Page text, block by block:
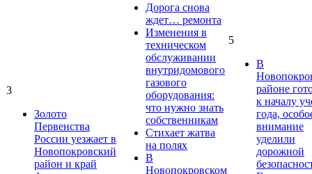
3
Золото
Первенства
России уезжает в
Новопокровский
район и край
Дорога снова
ждет… ремонта
Изменения в
техническом
обслуживании
внутридомового
газового
оборудования:
что нужно знать
собственникам
Стихает жатва
на полях
В
Новопокровском
5
В
районе
к началу
года,
внимание
уделили
дорожной